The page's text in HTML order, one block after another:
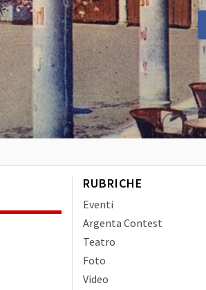
RUBRICHE
Eventi
Argenta Contest
Teatro
Foto
Video